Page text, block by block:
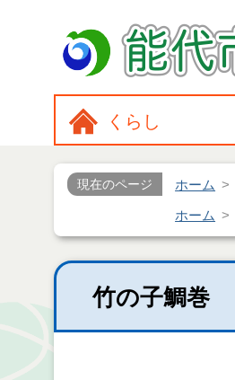
くらし
現在のページ ホーム
ホーム
竹の子鯛巻